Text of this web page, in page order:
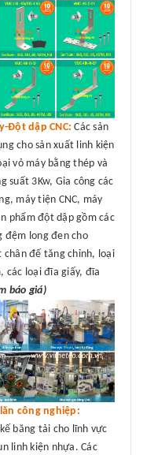
Đột dập CNC: Các sản
cho sản xuất linh kiện
vỏ máy bằng thép và
suất 3Kw, Gia công các
máy tiện CNC, máy
phẩm đột dập gồm các
đệm long đen cho
chân đế tăng chỉnh, loại
các loại đĩa giấy, đĩa
báo giá)
công nghiệp:
băng tải cho lĩnh vực
linh kiện nhựa. Các